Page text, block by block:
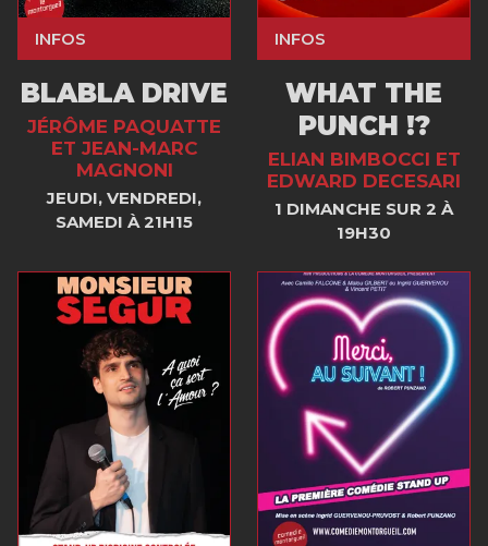
INFOS
BLABLA DRIVE
JÉRÔME PAQUATTE
ET JEAN-MARC
MAGNONI
JEUDI, VENDREDI,
SAMEDI À 21H15
INFOS
WHAT THE
PUNCH !?
ELIAN BIMBOCCI ET
EDWARD DECESARI
1 DIMANCHE SUR 2 À
19H30